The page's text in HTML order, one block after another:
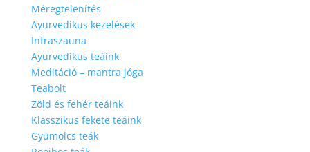
Méregtelenítés
Ayurvedikus kezelések
Infraszauna
Ayurvedikus teáink
Meditáció – mantra jóga
Teabolt
Zöld és fehér teáink
Klasszikus fekete teáink
Gyümölcs teák